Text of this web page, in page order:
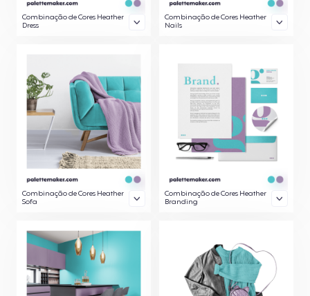
Combinação de Cores Heather
Dress
Combinação de Cores Heather
Nails
Combinação de Cores Heather
Sofa
Combinação de Cores Heather
Branding